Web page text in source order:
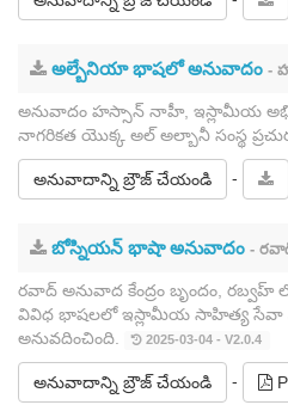
అల్బేనియా భాషలో అనువాదం -
అనువాదం హస్సాన్ నాహీ, ఇస్లామీయ
నాగరికత యొక్క అల్ అల్బానీ సంస్థ
అనువాదాన్ని బ్రౌజ్ చేయండి -
బోస్నియన్ భాషా అనువాదం -
రవాద్ అనువాద కేంద్రం బృందం,
వివిధ భాషలలో ఇస్లామీయ సాహిత్య సేవా
అనువదించింది.
2025-03-04 - V2.0.4
అనువాదాన్ని బ్రౌజ్ చేయండి -